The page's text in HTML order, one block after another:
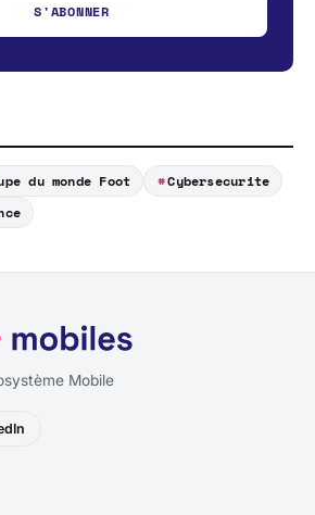
S'ABONNER
du monde Foot
Cybersecurite
Mobile